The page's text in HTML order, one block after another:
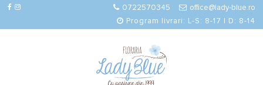
0722570345
office@lady-blue.ro
Program livrari: L-S: 8-17 | D: 8-14